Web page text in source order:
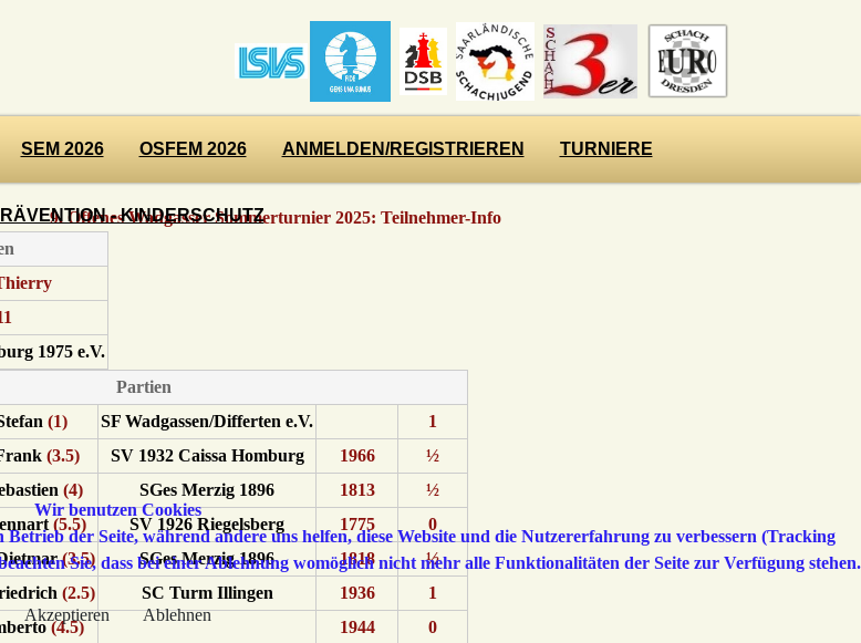
SEM 2026 OSFEM 2026 ANMELDEN/REGISTRIEREN TURNIERE
- KINDERSCHUTZ
9. Offenes Wadgasser Sommerturnier 2025: Teilnehmer-Info
1975 e.V.
Partien
(1) SF Wadgassen/Differten e.V.
1
(3.5) SV 1932 Caissa Homburg 1966
½
(4) SGes Merzig 1896 1813
½
(5.5) SV 1926 Riegelsberg 1775
0
(3.5) SGes Merzig 1896 1818
½
(2.5) SC Turm Illingen 1936
1
(4.5) 1944 0
Wir benutzen Cookies
der Seite, während andere uns helfen, diese Website und die Nutzererfahrung zu verbessern (Tracking
Sie, dass bei einer Ablehnung womöglich nicht mehr alle Funktionalitäten der Seite zur Verfügung stehen.
Akzeptieren Ablehnen